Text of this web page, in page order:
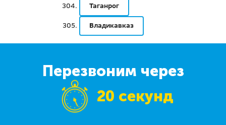
Таганрог
Владикавказ
Перезвоним через
20 секунд